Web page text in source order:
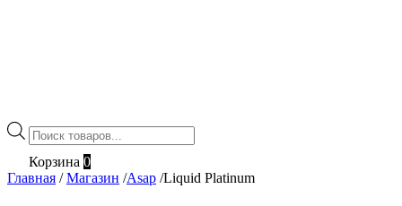
Поиск
товаров
Корзина 0
Главная / Магазин /Asap /Liquid Platinum